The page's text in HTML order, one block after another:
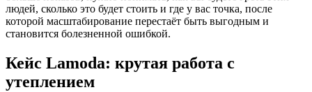
людей, сколько это будет стоить и где у вас точка, после
которой масштабирование перестаёт быть выгодным и
становится болезненной ошибкой.
Кейc Lamoda: крутая работа с
утеплением